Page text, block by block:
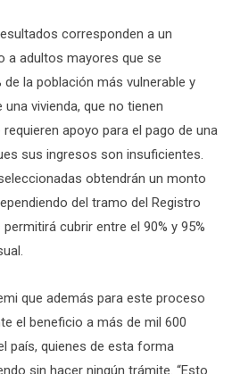
corresponden a un
a adultos mayores que se
la población más vulnerable y
vivienda, que no tienen
apoyo para el pago de una
sus ingresos son insuficientes.
obtendrán un monto
del tramo del Registro
cubrir entre el 90% y 95%
que además para este proceso
el beneficio a más de mil 600
país, quienes de esta forma
sin hacer ningún trámite. “Esto